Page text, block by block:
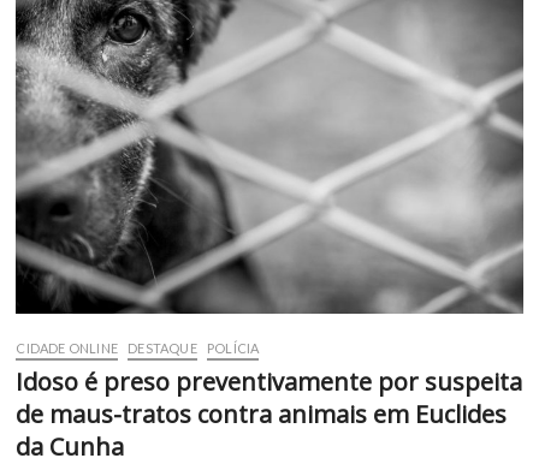
CIDADE ONLINE DESTAQUE POLÍCIA
Idoso é preso preventivamente por suspeita
de maus-tratos contra animais em Euclides
da Cunha